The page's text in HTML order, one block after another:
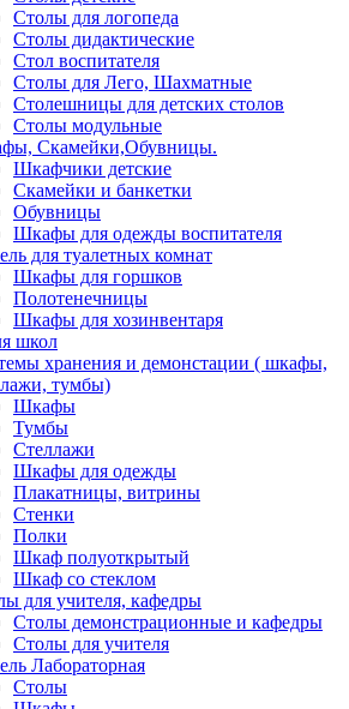
Столы для логопеда
Столы дидактические
Стол воспитателя
Столы для Лего, Шахматные
Столешницы для детских столов
Столы модульные
Скамейки,Обувницы.
Шкафчики детские
Скамейки и банкетки
Обувницы
Шкафы для одежды воспитателя
для туалетных комнат
Шкафы для горшков
Полотенечницы
Шкафы для хозинвентаря
школ
хранения и демонстации ( шкафы,
тумбы)
Шкафы
Тумбы
Стеллажи
Шкафы для одежды
Плакатницы, витрины
Стенки
Полки
Шкаф полуоткрытый
Шкаф со стеклом
для учителя, кафедры
Столы демонстрационные и кафедры
Столы для учителя
Лабораторная
Столы